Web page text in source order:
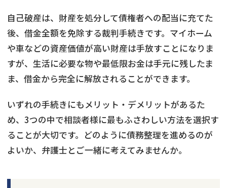
自己破産は、財産を処分して債権者への配当に充てた
後、借金全額を免除する裁判手続きです。マイホーム
や車などの資産価値が高い財産は手放すことになりま
すが、生活に必要な物や最低限お金は手元に残したま
ま、借金から完全に解放されることができます。
いずれの手続きにもメリット・デメリットがあるた
め、3つの中で相談者様に最もふさわしい方法を選択す
ることが大切です。どのように債務整理を進めるのが
よいか、弁護士とご一緒に考えてみませんか。